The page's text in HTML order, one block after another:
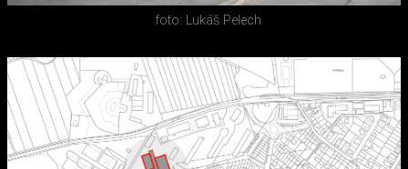
foto: Lukáš Pelech